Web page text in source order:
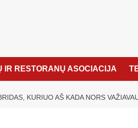
IR RESTORANŲ ASOCIACIJA
KURIUO AŠ KADA NORS